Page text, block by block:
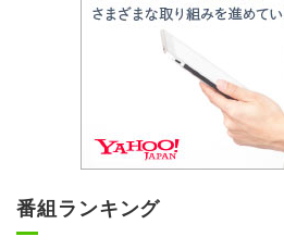
番組ランキング